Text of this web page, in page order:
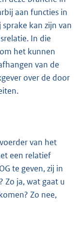
aan functies in
kan zijn van
In die
het kunnen
van de
over de door
van het
een relatief
te geven, zij in
Zo ja, wat gaat u
Zo nee,